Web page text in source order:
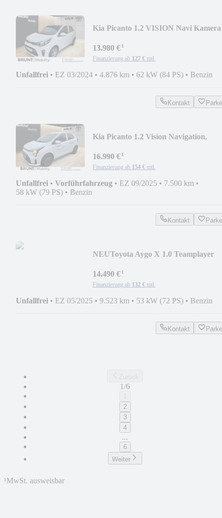
Kia Picanto 1.2 VISION Navi Kamera
13.980 €¹
Finanzierung ab 127 € mtl.
Unfallfrei • EZ 03/2024 • 4.876 km • 62 kW (84 PS) • Benzin
Kontakt
Kia Picanto 1.2 Vision Navigation,
16.990 €¹
Finanzierung ab 154 € mtl.
Unfallfrei • Vorführfahrzeug • EZ 09/2025 • 7.500 km •
58 kW (79 PS) • Benzin
Kontakt
NEUToyota Aygo X 1.0 Teamplayer
14.490 €¹
Finanzierung ab 132 € mtl.
Unfallfrei • EZ 05/2025 • 9.523 km • 53 kW (72 PS) • Benzin
Kontakt
1/6
2
3
4
...
6
Weiter
¹MwSt. ausweisbar